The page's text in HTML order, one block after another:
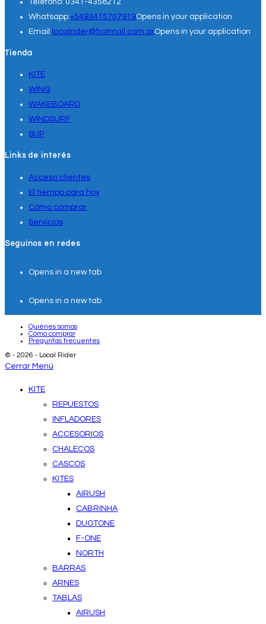
Whatsapp:+5493415707919Opens in your application
Email: localrider@hotmail.com.arOpens in your application
Tienda
KITE
WING
WAKEBOARD
WINDSURF
SUP
Links de interés
Acceso clientes
El tiempo para hoy
Cómo comprar
Servicios
Seguinos en redes
Opens in a new tab
Opens in a new tab
Quiénes somos
Cómo comprar
Preguntas frecuentes
© - 2026 - Local Rider
Cerrar Menú
KITE
REPUESTOS
INFLADORES
ACCESORIOS
CHALECOS
CASCOS
KITES
AIRUSH
CABRINHA
DUOTONE
F-ONE
NORTH
BARRAS
ARNES
TABLAS
AIRUSH